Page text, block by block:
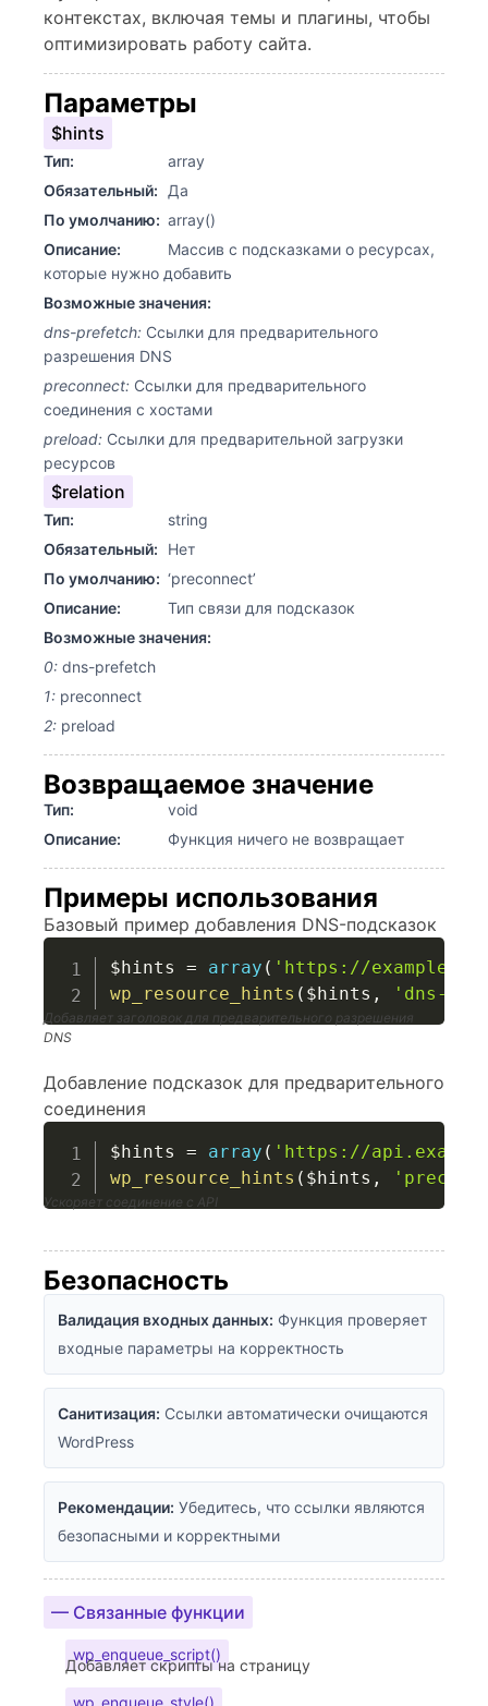
контекстах, включая темы и плагины, чтобы
оптимизировать работу сайта.
Параметры
$hints
Тип:
array
Обязательный:
Да
По умолчанию: array()
Описание:
Массив с подсказками о ресурсах,
которые нужно добавить
Возможные значения:
dns-prefetch: Ссылки для предварительного
разрешения DNS
preconnect: Ссылки для предварительного
соединения с хостами
preload: Ссылки для предварительной загрузки
ресурсов
$relation
Тип:
string
Обязательный:
Нет
По умолчанию: ‘preconnect’
Описание:
Тип связи для подсказок
Возможные значения:
0: dns-prefetch
1: preconnect
2: preload
Возвращаемое значение
Тип:
void
Описание:
Функция ничего не возвращает
Примеры использования
Базовый пример добавления DNS-подсказок
$hints = array ( 'https://
wp_resource_hints ( $hints , 'dns-
Добавляет заголовок для предварительного разрешения
DNS
Добавление подсказок для предварительного
соединения
$hints = array ( 'https://
wp_resource_hints ( $hints ,
Ускоряет соединение с API
Безопасность
Валидация входных данных: Функция проверяет
входные параметры на корректность
Санитизация: Ссылки автоматически очищаются
WordPress
Рекомендации: Убедитесь, что ссылки являются
безопасными и корректными
— Связанные функции
wp_enqueue_script()
Добавляет скрипты на страницу
wp_enqueue_style()